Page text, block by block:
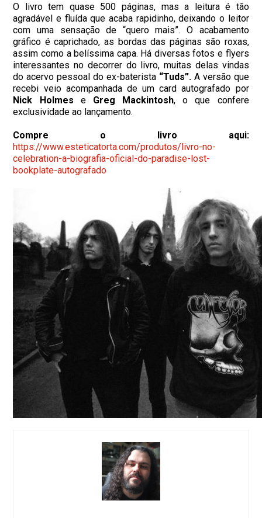
O livro tem quase 500 páginas, mas a leitura é tão
agradável e fluída que acaba rapidinho, deixando o leitor
com uma sensação de “quero mais”. O acabamento
gráfico é caprichado, as bordas das páginas são roxas,
assim como a belíssima capa. Há diversas fotos e flyers
interessantes no decorrer do livro, muitas delas vindas
do acervo pessoal do ex-baterista “Tuds”. A versão que
recebi veio acompanhada de um card autografado por
Nick Holmes e Greg Mackintosh, o que confere
exclusividade ao lançamento.
Compre o livro aqui:
https://www.esteticatorta.com/produtos/livro-no-
celebration-a-biografia-oficial-do-paradise-lost-
bookplate-autografado